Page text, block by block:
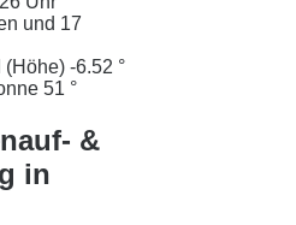
und 17
(Höhe) -6.52 °
51 °
&
in